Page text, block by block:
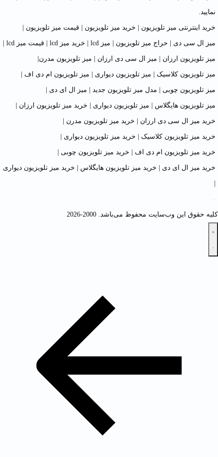
نمایید.
خرید اینترنتی میز تلویزیون خرید میز تلویزیون قیمت میز تلویزیون
میز ال سی دی حراج میز تلویزیون میز lcd خرید میز lcd قیمت میز lcd
میز تلویزیون ارزان میز ال سی دی ارزان میز تلویزیون مدرن
میز تلویزیون کلاسیک میز تلویزیون دیواری میز تلویزیون ام دی اف
میز تلویزیون چوبی مدل میز تلویزیون جدید میز ال ای دی
میز تلویزیون هایگلاس میز تلویزیون دیواری خرید میز تلویزیون ارزان
خرید میز ال سی دی ارزان خرید میز تلویزیون مدرن
خرید میز تلویزیون کلاسیک خرید میز تلویزیون دیواری
خرید میز تلویزیون ام دی اف خرید میز تلویزیون چوبی
خرید میز ال ای دی خرید میز تلویزیون هایگلاس خرید میز تلویزیون دیواری
کلیه حقوق این وب‌سایت محفوظ می‌باشد. 2000-2026